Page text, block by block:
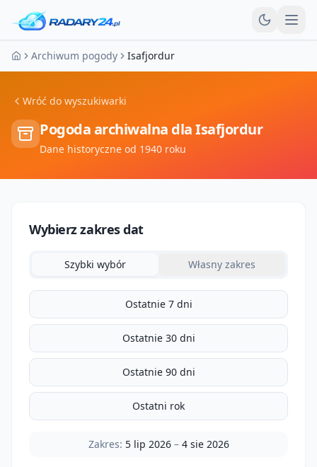
Strona główna
Archiwum pogody Isafjordur
Wróć do wyszukiwarki
Pogoda archiwalna dlaIsafjordur
Dane historyczne od 1940 roku
Wybierz zakres dat
Szybki wybór Własny zakres
Ostatnie 7 dni
Ostatnie 30 dni
Ostatnie 90 dni
Ostatni rok
Zakres: 5 lip 2026– 4 sie 2026